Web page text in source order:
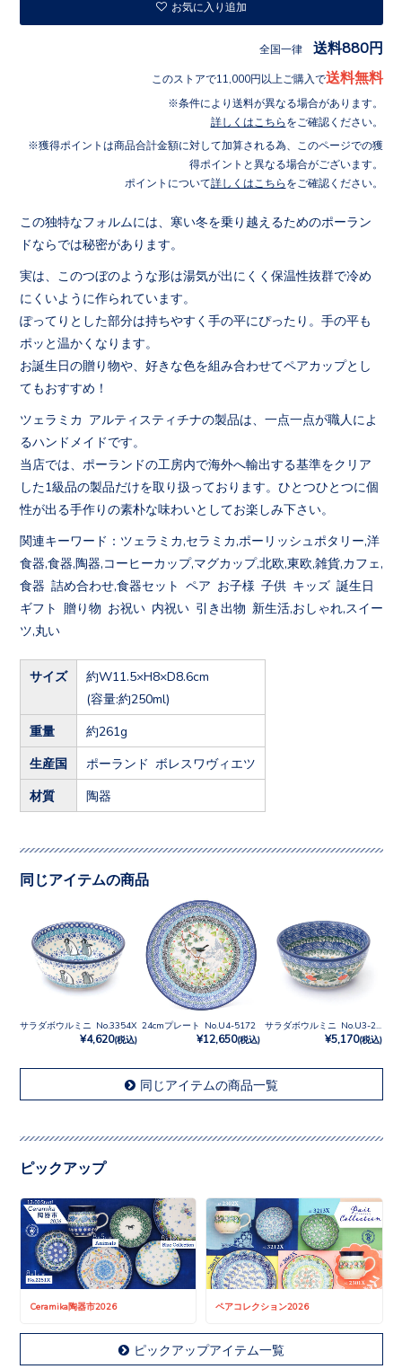
お気に入り追加
全国一律 送料880円
このストアで11,000円以上ご購入で送料無料
条件により送料が異なる場合があります。
詳しくはこちら をご確認ください。
獲得ポイントは商品合計金額に対して加算される為、このページでの獲
得ポイントと異なる場合がございます。
ポイントについて詳しくはこちら をご確認ください。
この独特なフォルムには、寒い冬を乗り越えるためのポーラン
ドならでは秘密があります。
実は、このつぼのような形は湯気が出にくく保温性抜群で冷め
にくいように作られています。
ぽってりとした部分は持ちやすく手の平にぴったり。手の平も
ポッと温かくなります。
お誕生日の贈り物や、好きな色を組み合わせてペアカップとし
てもおすすめ！
ツェラミカ アルティスティチナの製品は、一点一点が職人によ
るハンドメイドです。
当店では、ポーランドの工房内で海外へ輸出する基準をクリア
した1級品の製品だけを取り扱っております。ひとつひとつに個
性が出る手作りの素朴な味わいとしてお楽しみ下さい。
関連キーワード：ツェラミカ,セラミカ,ポーリッシュポタリー,洋
食器,食器,陶器,コーヒーカップ,マグカップ,北欧,東欧,雑貨,カフェ,
食器 詰め合わせ,食器セット ペア お子様 子供 キッズ 誕生日
ギフト 贈り物 お祝い 内祝い 引き出物 新生活,おしゃれ,スイー
ツ,丸い
サイズ
約W11.5×H8×D8.6cm
(容量:約250ml)
重量 約261g
生産国 ポーランド ボレスワヴィエツ
材質 陶器
同じアイテムの商品
サラダボウルミニ No.3354X
¥4,620(税込)
24cmプレート No.U4-5172
¥12,650(税込) ¥5,170(税込)
同じアイテムの商品一覧
ピックアップ
Ceramika陶器市2026 ペアコレクション2026
ピックアップアイテム一覧